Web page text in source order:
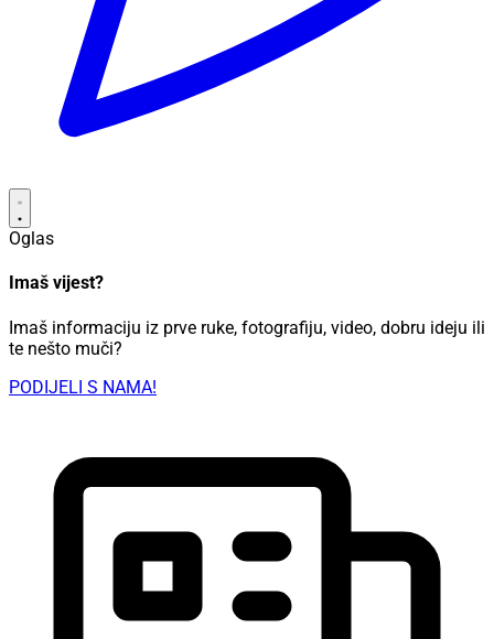
Oglas
Imaš vijest?
Imaš informaciju iz prve ruke, fotografiju, video, dobru ideju ili
te nešto muči?
PODIJELI S NAMA!